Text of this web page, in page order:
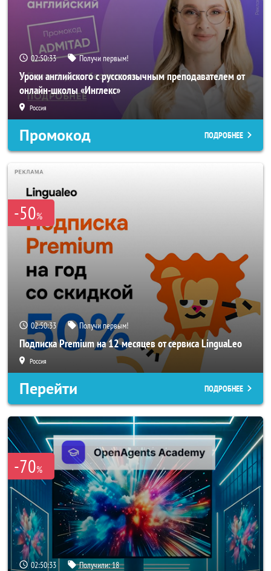
02:50:33 Получи первым!
Уроки английского с русскоязычным преподавателем от
онлайн-школы «Инглекс»
Россия
Промокод ПОДРОБНЕЕ
-50%
02:50:33 Получи первым!
Подписка Premium на 12 месяцев от сервиса LinguaLeo
Россия
Перейти ПОДРОБНЕЕ
-70%
02:50:33 Получили:18